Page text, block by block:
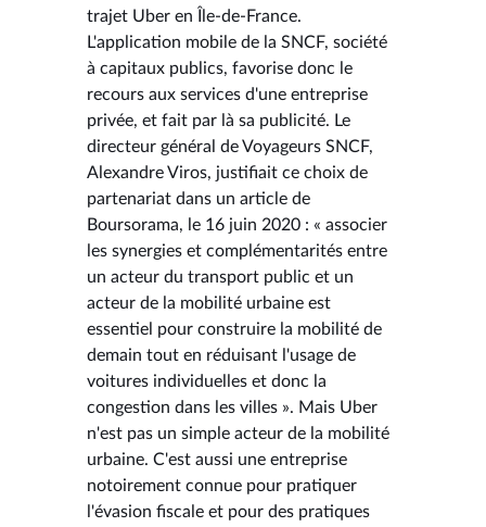
trajet Uber en Île-de-France.
L'application mobile de la SNCF, société
à capitaux publics, favorise donc le
recours aux services d'une entreprise
privée, et fait par là sa publicité. Le
directeur général de Voyageurs SNCF,
Alexandre Viros, justifiait ce choix de
partenariat dans un article de
Boursorama, le 16 juin 2020 : « associer
les synergies et complémentarités entre
un acteur du transport public et un
acteur de la mobilité urbaine est
essentiel pour construire la mobilité de
demain tout en réduisant l'usage de
voitures individuelles et donc la
congestion dans les villes ». Mais Uber
n'est pas un simple acteur de la mobilité
urbaine. C'est aussi une entreprise
notoirement connue pour pratiquer
l'évasion fiscale et pour des pratiques